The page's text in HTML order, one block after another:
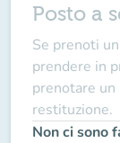
Posto a
Se prenoti
prendere in
prenotare
restituzione.
Non ci sono